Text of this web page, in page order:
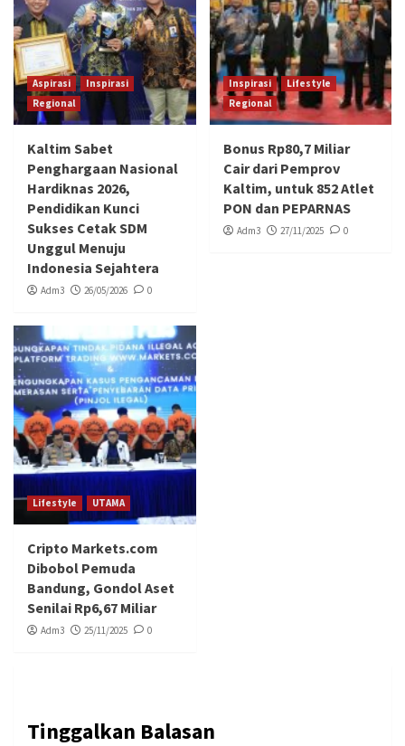
Aspirasi
Inspirasi
Regional
Kaltim Sabet
Penghargaan Nasional
Hardiknas 2026,
Pendidikan Kunci
Sukses Cetak SDM
Unggul Menuju
Indonesia Sejahtera
Adm3 26/05/2026 0
Inspirasi
Lifestyle
Regional
Bonus Rp80,7 Miliar
Cair dari Pemprov
Kaltim, untuk 852 Atlet
PON dan PEPARNAS
Adm3 27/11/2025 0
Lifestyle UTAMA
Cripto Markets.com
Dibobol Pemuda
Bandung, Gondol Aset
Senilai Rp6,67 Miliar
Adm3 25/11/2025 0
Tinggalkan Balasan